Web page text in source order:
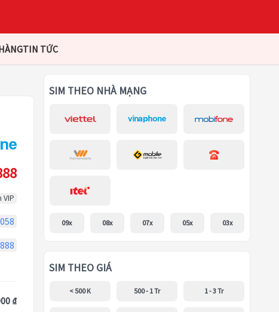
TIN TỨC
VIP
058
₫
SIM THEO NHÀ MẠNG
09x 08x 07x 05x 03x
SIM THEO GIÁ
< 500 K 500 - 1 Tr 1 - 3 Tr